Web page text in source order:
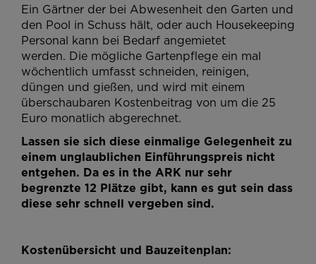
Ein Gärtner der bei Abwesenheit den Garten und
den Pool in Schuss hält, oder auch Housekeeping
Personal kann bei Bedarf angemietet
werden. Die mögliche Gartenpflege ein mal
wöchentlich umfasst schneiden, reinigen,
düngen und gießen, und wird mit einem
überschaubaren Kostenbeitrag von um die 25
Euro monatlich abgerechnet.
Lassen sie sich diese einmalige Gelegenheit zu
einem unglaublichen Einführungspreis nicht
entgehen. Da es in the ARK nur sehr
begrenzte 12 Plätze gibt, kann es gut sein dass
diese sehr schnell vergeben sind.
Kostenübersicht und Bauzeitenplan: